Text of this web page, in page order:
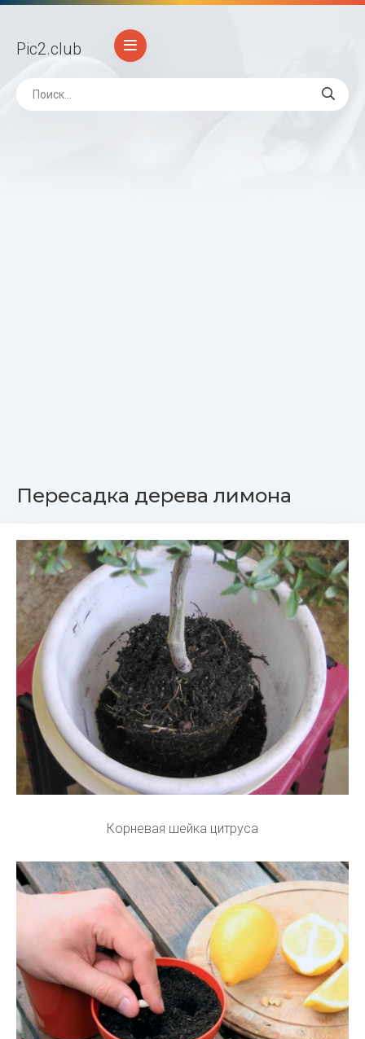
Pic2.club
Пересадка дерева лимона
Корневая шейка цитруса